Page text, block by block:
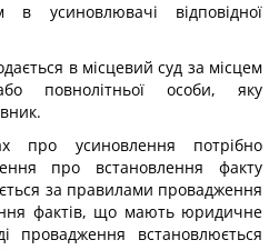
усиновлювачі відповідної
в місцевий суд за місцем
повнолітньої особи, яку
про усиновлення потрібно
про встановлення факту
за правилами провадження
фактів, що мають юридичне
провадження встановлюється